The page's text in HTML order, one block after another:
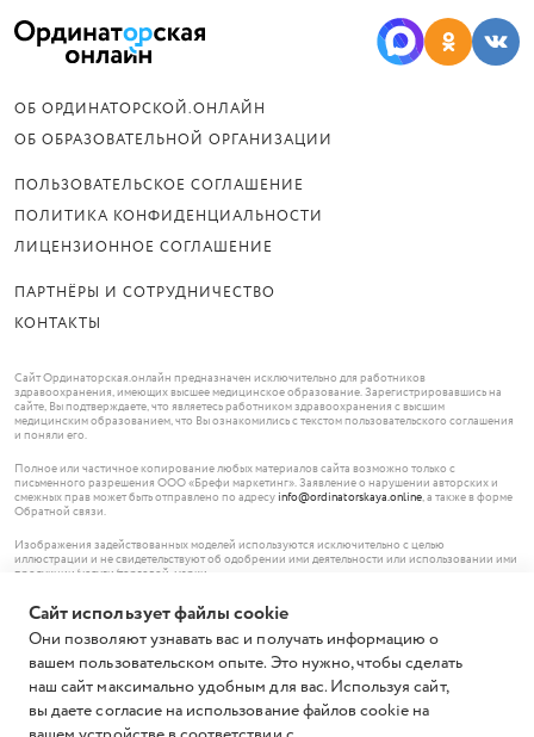
ОБ ОРДИНАТОРСКОЙ.ОНЛАЙН
ОБ ОБРАЗОВАТЕЛЬНОЙ ОРГАНИЗАЦИИ
ПОЛЬЗОВАТЕЛЬСКОЕ СОГЛАШЕНИЕ
ПОЛИТИКА КОНФИДЕНЦИАЛЬНОСТИ
ЛИЦЕНЗИОННОЕ СОГЛАШЕНИЕ
ПАРТНЁРЫ И СОТРУДНИЧЕСТВО
КОНТАКТЫ
© ООО «Брефи маркетинг», 2026.
119620 Москва,
Солнцевский проспект, дом 12, помещение 185
+7 (499) 703-49-63
Все права защищены.
Сайт Ординаторская.онлайн предназначен исключительно для работников
здравоохранения, имеющих высшее медицинское образование. Зарегистрировавшись на
сайте, Вы подтверждаете, что являетесь работником здравоохранения с высшим
медицинским образованием, что Вы ознакомились с текстом пользовательского соглашения
и поняли его.
Полное или частичное копирование любых материалов сайта возможно только с
письменного разрешения ООО «Брефи маркетинг». Заявление о нарушении авторских и
смежных прав может быть отправлено по адресу info@ordinatorskaya.online, а также в форме
Обратной связи.
Изображения задействованных моделей используются исключительно с целью
иллюстрации и не свидетельствуют об одобрении ими деятельности или использовании ими
продукции/услуги/торговой марки.
Сайт использует файлы cookie
Они позволяют узнавать вас и получать информацию о
вашем пользовательском опыте. Это нужно, чтобы сделать
наш сайт максимально удобным для вас. Используя сайт,
вы даете согласие на использование файлов cookie на